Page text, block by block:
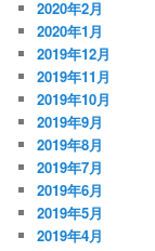
2020年2月
2020年1月
2019年12月
2019年11月
2019年10月
2019年9月
2019年8月
2019年7月
2019年6月
2019年5月
2019年4月